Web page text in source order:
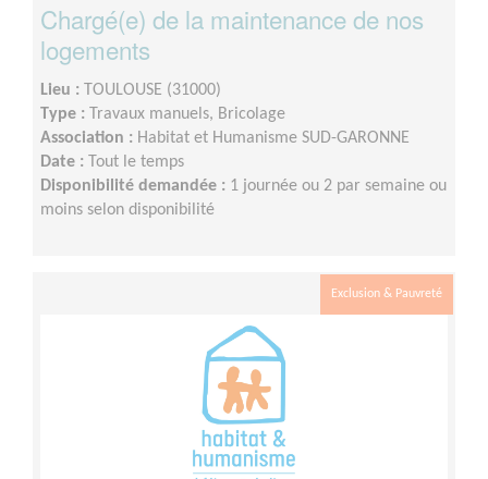
Chargé(e) de la maintenance de nos
logements
Lieu : TOULOUSE (31000)
Type : Travaux manuels, Bricolage
Association : Habitat et Humanisme SUD-GARONNE
Date : Tout le temps
Disponibilité demandée : 1 journée ou 2 par semaine ou
moins selon disponibilité
Exclusion & Pauvreté